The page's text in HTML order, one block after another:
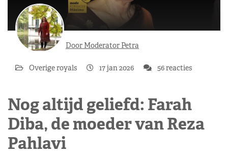
Door Moderator Petra
Overige royals 17 jan 2026 56 reacties
Nog altijd geliefd: Farah
Diba, de moeder van Reza
Pahlavi